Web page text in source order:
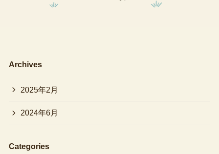
Archives
2025年2月
2024年6月
Categories